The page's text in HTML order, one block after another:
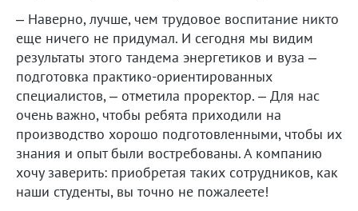
– Наверно, лучше, чем трудовое воспитание никто
еще ничего не придумал. И сегодня мы видим
результаты этого тандема энергетиков и вуза –
подготовка практико-ориентированных
специалистов, – отметила проректор. – Для нас
очень важно, чтобы ребята приходили на
производство хорошо подготовленными, чтобы их
знания и опыт были востребованы. А компанию
хочу заверить: приобретая таких сотрудников, как
наши студенты, вы точно не пожалеете!